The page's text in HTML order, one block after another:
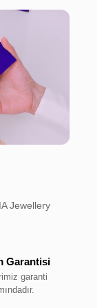
Jewellery
Garantisi
garanti